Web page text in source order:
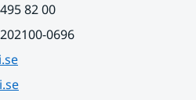
82 00
0696